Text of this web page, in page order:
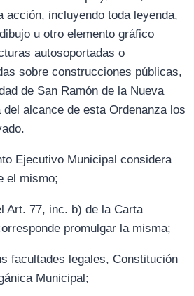
acción, incluyendo toda leyenda,
u otro elemento gráfico
autosoportadas o
sobre construcciones públicas,
de San Ramón de la Nueva
alcance de esta Ordenanza los
Ejecutivo Municipal considera
el mismo;
Art. 77, inc. b) de la Carta
promulgar la misma;
facultades legales, Constitución
Municipal;